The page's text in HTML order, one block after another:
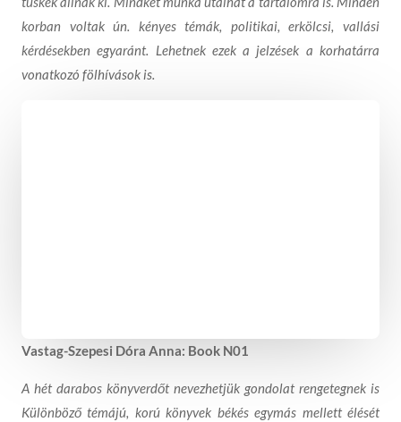
korban voltak ún. kényes témák, politikai, erkölcsi, vallási
kérdésekben egyaránt. Lehetnek ezek a jelzések a korhatárra
vonatkozó fölhívások is.
Vastag-Szepesi Dóra Anna: Book N01
A hét darabos könyverdőt nevezhetjük gondolat rengetegnek is
Különböző témájú, korú könyvek békés egymás mellett élését